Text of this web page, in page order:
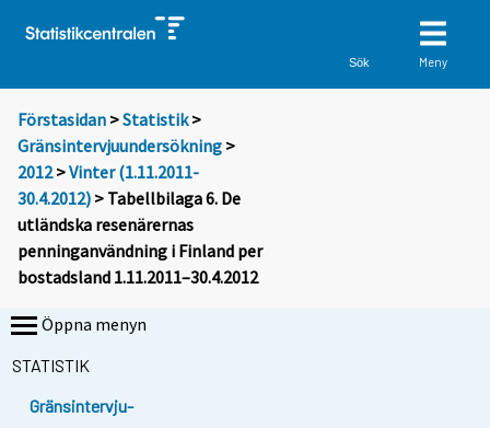
Sök Meny
Förstasidan >Statistik >
Gränsintervjuundersökning >
2012>Vinter (1.11.2011-
30.4.2012) > Tabellbilaga 6. De
utländska resenärernas
penninganvändning i Finland per
bostadsland 1.11.2011–30.4.2012
Öppna menyn
STATISTIK
Gränsintervju-